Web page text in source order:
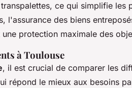
ce qui simplifie les
l'assurance des biens
protection maximale des
à Toulouse
, il est crucial de comparer les
répond le mieux aux besoins